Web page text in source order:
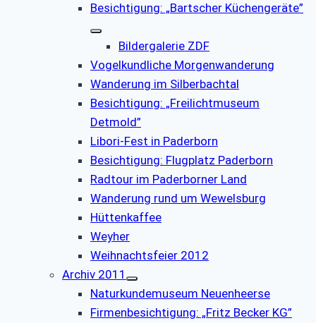
Besichtigung: „Bartscher Küchengeräte”
Bildergalerie ZDF
Vogelkundliche Morgenwanderung
Wanderung im Silberbachtal
Besichtigung: „Freilichtmuseum
Detmold”
Libori-Fest in Paderborn
Besichtigung: Flugplatz Paderborn
Radtour im Paderborner Land
Wanderung rund um Wewelsburg
Hüttenkaffee
Weyher
Weihnachtsfeier 2012
Archiv 2011
Naturkundemuseum Neuenheerse
Firmenbesichtigung: „Fritz Becker KG”